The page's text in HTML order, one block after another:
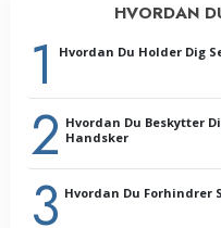
HVORDAN
1 Hvordan Du Holder Dig
Hvorfor
Håndtering af
2 Hvordan Du Beskytter
Handsker
3 Hvordan Du Forhindrer